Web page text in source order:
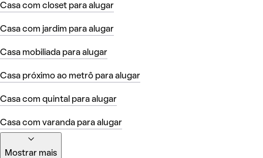
Casa com closet para alugar
Casa com jardim para alugar
Casa mobiliada para alugar
Casa próximo ao metrô para alugar
Casa com quintal para alugar
Casa com varanda para alugar
Mostrar mais